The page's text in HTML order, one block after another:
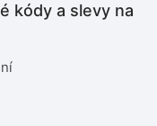
kódy a slevy na